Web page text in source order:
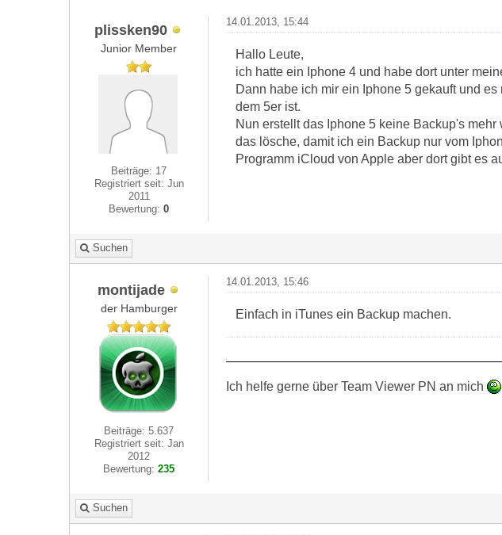
plissken90
Junior Member
Beiträge: 17
Registriert seit: Jun
2011
Bewertung:0
14.01.2013, 15:44
Hallo Leute,
ich hatte ein Iphone 4 und habe dort unter
Dann habe ich mir ein Iphone 5 gekauft und
dem 5er ist.
Nun erstellt das Iphone 5 keine Backup's
das lösche, damit ich ein Backup nur vom
Programm iCloud von Apple aber dort gibt es
Suchen
montijade
der Hamburger
Beiträge: 5.637
Registriert seit: Jan
2012
Bewertung:235
14.01.2013, 15:46
Einfach in iTunes ein Backup machen.
Ich helfe gerne über Team Viewer PN an mich
Suchen